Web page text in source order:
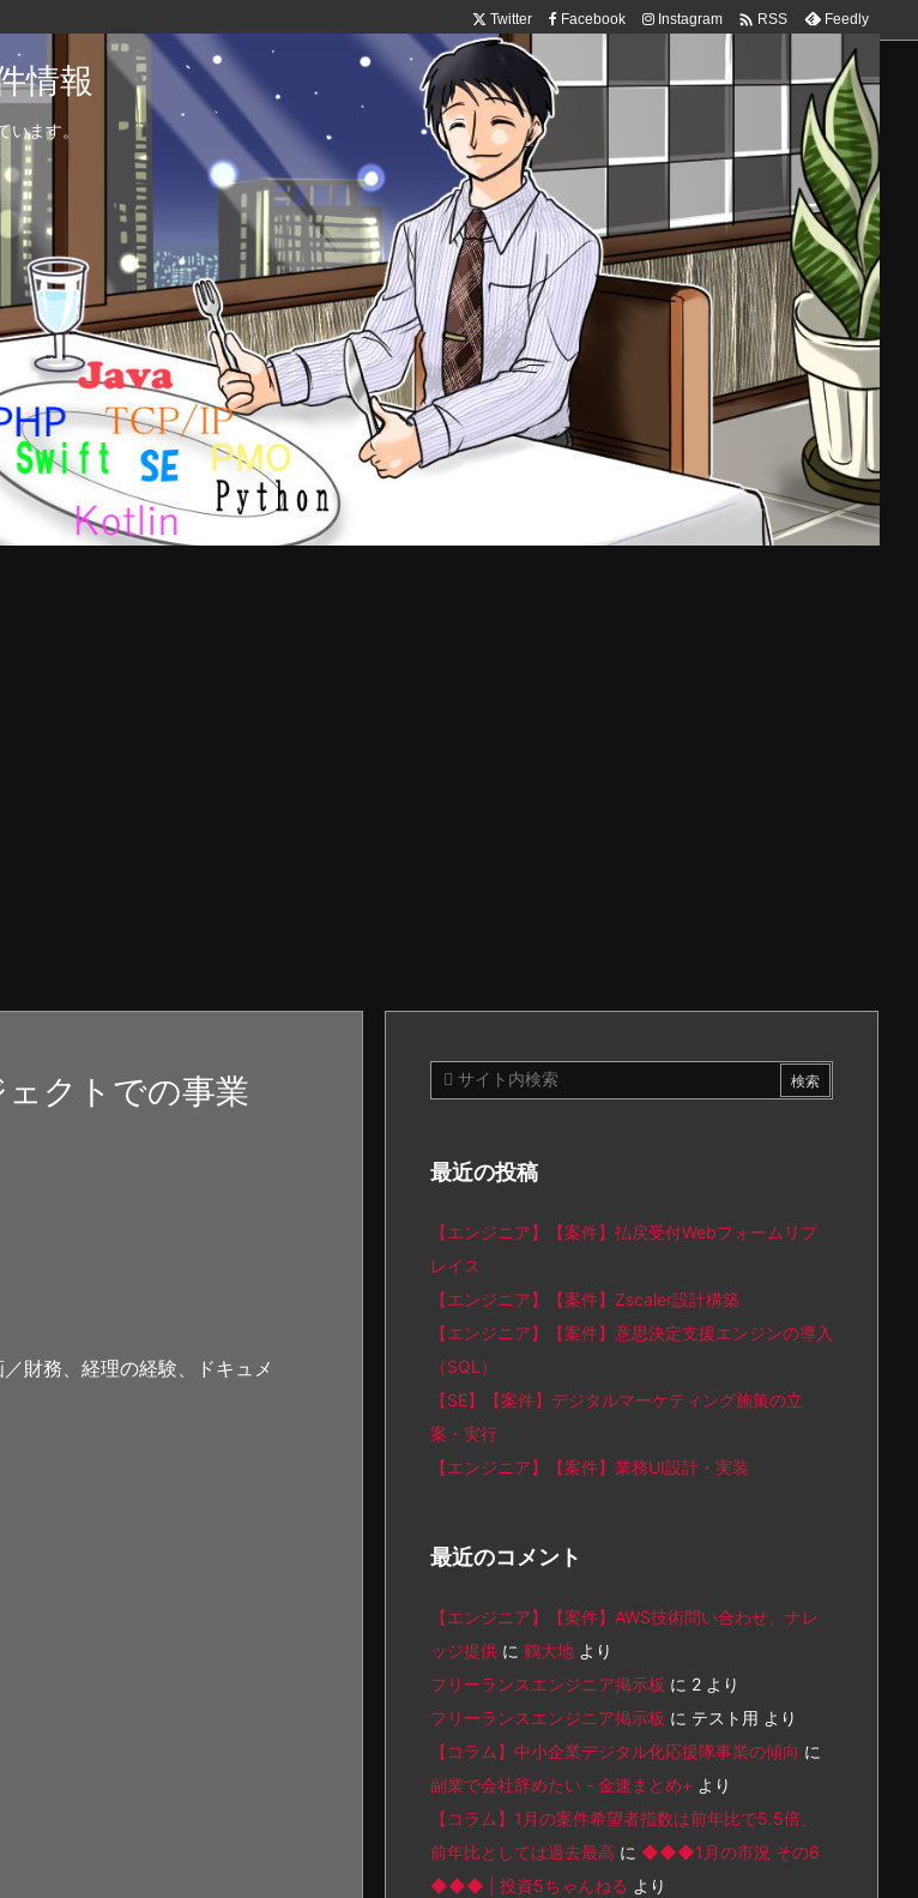
Twitter Facebook Instagram  RSS Feedly
情報
ます。
ェクトでの事業
財務、経理の経験、ドキュメ
最近の投稿
【エンジニア】【案件】払戻受付Webフォームリプ
レイス
【エンジニア】【案件】Zscaler設計構築
【エンジニア】【案件】意思決定支援エンジンの導入
（SQL）
【SE】【案件】デジタルマーケティング施策の立
案・実行
【エンジニア】【案件】業務UI設計・実装
最近のコメント
【エンジニア】【案件】AWS技術問い合わせ、ナレ
ッジ提供 に 鶴大地 より
フリーランスエンジニア掲示板 に 2 より
フリーランスエンジニア掲示板 に テスト用 より
【コラム】中小企業デジタル化応援隊事業の傾向 に
副業で会社辞めたい - 金速まとめ+ より
【コラム】1月の案件希望者指数は前年比で5.5倍、
前年比としては過去最高 に ◆◆◆1月の市況 その6
◆◆◆ | 投資5ちゃんねる より